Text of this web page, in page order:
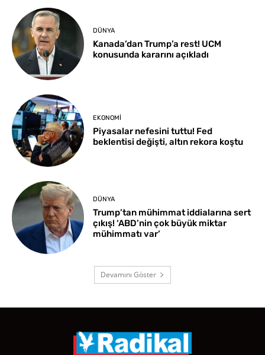
DÜNYA
Kanada’dan Trump’a rest! UCM
konusunda kararını açıkladı
EKONOMI
Piyasalar nefesini tuttu! Fed
beklentisi değişti, altın rekora koştu
DÜNYA
Trump’tan mühimmat iddialarına sert
çıkış! ‘ABD’nin çok büyük miktar
mühimmatı var’
Devamını Göster